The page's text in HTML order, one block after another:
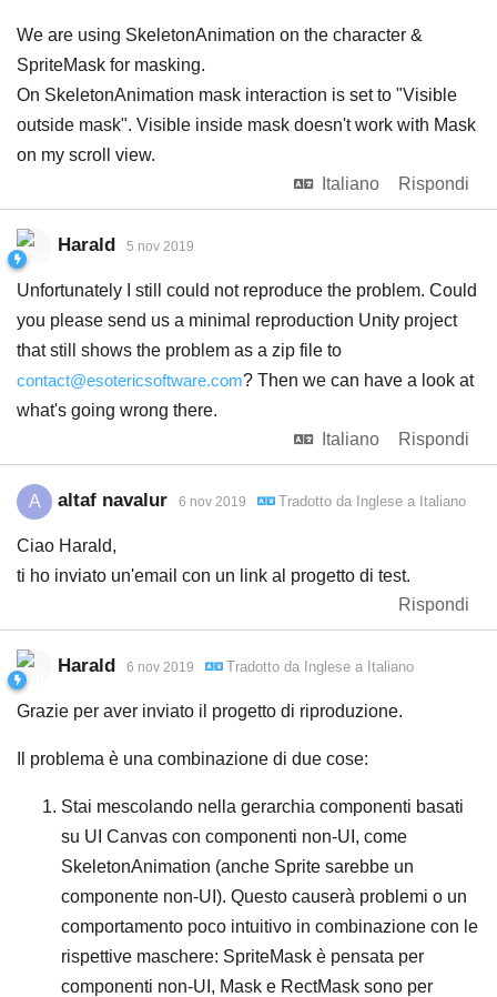
We are using SkeletonAnimation on the character &
SpriteMask for masking.
On SkeletonAnimation mask interaction is set to "Visible
outside mask". Visible inside mask doesn't work with Mask
on my scroll view.
Italiano
Rispondi
Harald 5 nov 2019
Unfortunately I still could not reproduce the problem. Could
you please send us a minimal reproduction Unity project
that still shows the problem as a zip file to
contact@esotericsoftware.com? Then we can have a look at
what's going wrong there.
Italiano
Rispondi
A altaf navalur 6 nov 2019 Tradotto da Inglese a Italiano
Ciao Harald,
ti ho inviato un'email con un link al progetto di test.
Rispondi
Harald 6 nov 2019 Tradotto da Inglese a Italiano
Grazie per aver inviato il progetto di riproduzione.
Il problema è una combinazione di due cose:
Stai mescolando nella gerarchia componenti basati
su UI Canvas con componenti non-UI, come
SkeletonAnimation (anche Sprite sarebbe un
componente non-UI). Questo causerà problemi o un
comportamento poco intuitivo in combinazione con le
rispettive maschere: SpriteMask è pensata per
componenti non-UI, Mask e RectMask sono per